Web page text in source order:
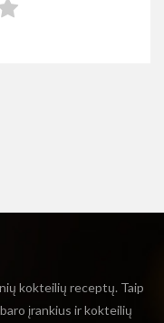
kokteilių receptų. Taip
įrankius ir kokteilių